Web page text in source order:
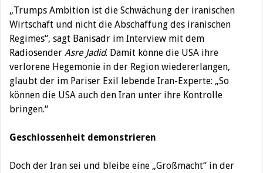
„Trumps Ambition ist die Schwächung der iranischen
Wirtschaft und nicht die Abschaffung des iranischen
Regimes“, sagt Banisadr im Interview mit dem
Radiosender Asre Jadid. Damit könne die USA ihre
verlorene Hegemonie in der Region wiedererlangen,
glaubt der im Pariser Exil lebende Iran-Experte: „So
können die USA auch den Iran unter ihre Kontrolle
bringen.“
Geschlossenheit demonstrieren
Doch der Iran sei und bleibe eine „Großmacht“ in der